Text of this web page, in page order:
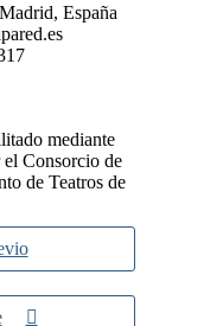
España
mediante
el Consorcio de
de Teatros de